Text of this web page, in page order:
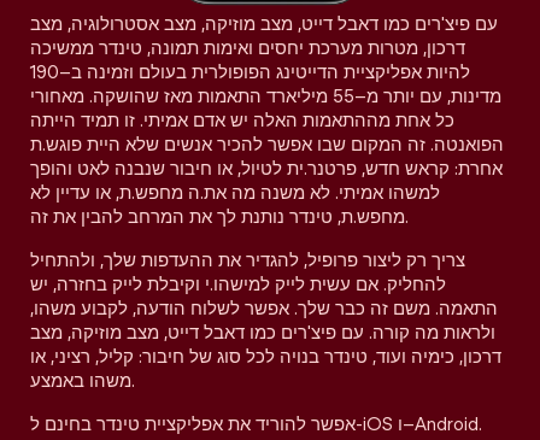
עם פיצ'רים כמו דאבל דייט, מצב מוזיקה, מצב אסטרולוגיה, מצב
דרכון, מטרות מערכת יחסים ואימות תמונה, טינדר ממשיכה
להיות אפליקציית הדייטינג הפופולרית בעולם וזמינה ב–190
מדינות, עם יותר מ–55 מיליארד התאמות מאז שהושקה. מאחורי
כל אחת מההתאמות האלה יש אדם אמיתי. זו תמיד הייתה
הפואנטה. זה המקום שבו אפשר להכיר אנשים שלא היית פוגש.ת
אחרת: קראש חדש, פרטנר.ית לטיול, או חיבור שנבנה לאט והופך
למשהו אמיתי. לא משנה מה את.ה מחפש.ת, או עדיין לא
מחפש.ת, טינדר נותנת לך את המרחב להבין את זה.
צריך רק ליצור פרופיל, להגדיר את ההעדפות שלך, ולהתחיל
להחליק. אם עשית לייק למישהו.י וקיבלת לייק בחזרה, יש
התאמה. משם זה כבר שלך. אפשר לשלוח הודעה, לקבוע משהו,
ולראות מה קורה. עם פיצ'רים כמו דאבל דייט, מצב מוזיקה, מצב
דרכון, כימיה ועוד, טינדר בנויה לכל סוג של חיבור: קליל, רציני, או
משהו באמצע.
אפשר להוריד את אפליקציית טינדר בחינם ל-iOS ו–Android.